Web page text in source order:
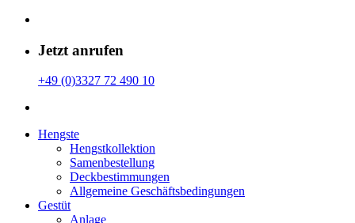
Jetzt anrufen
+49 (0)3327 72 490 10
Hengste
Hengstkollektion
Samenbestellung
Deckbestimmungen
Allgemeine Geschäfts­bedingungen
Gestüt
Anlage